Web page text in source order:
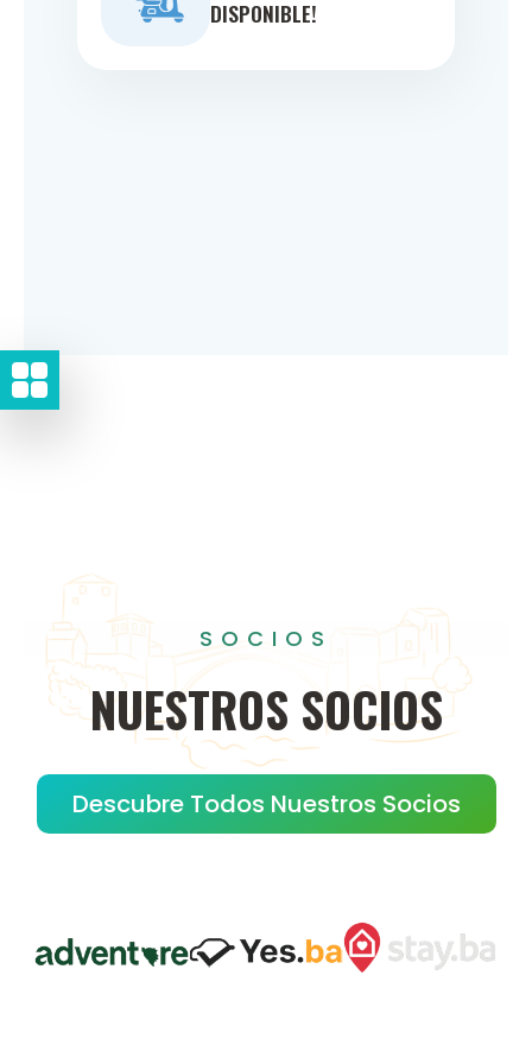
DISPONIBLE!
SOCIOS
NUESTROS SOCIOS
Descubre Todos Nuestros Socios